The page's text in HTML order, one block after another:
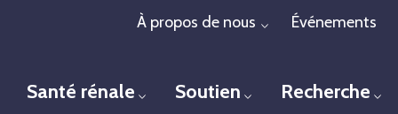
principal
À propos de nous Toggle menu
Événements
Santé rénale Toggle menu
Soutien Toggle menu
Recherche